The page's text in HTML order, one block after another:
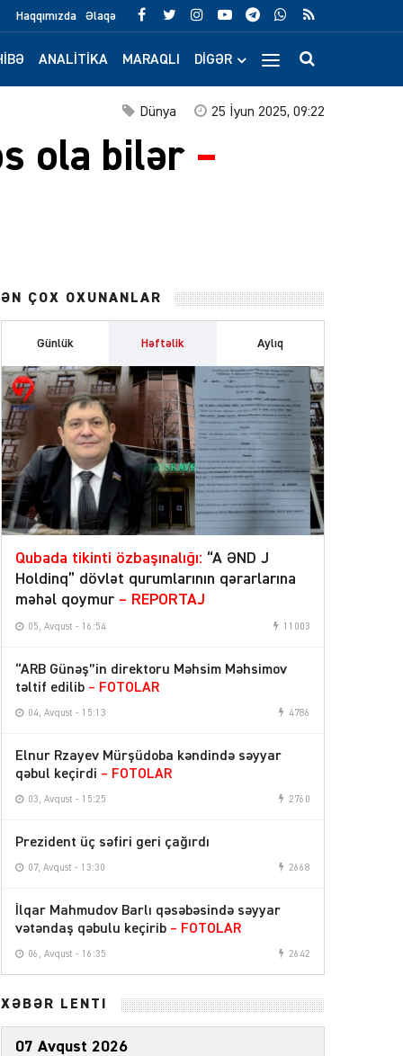
Haqqımızda Əlaqə
ANALITIKA MARAQLI DIGƏR
25 İyun 2025, 09:22
Dünya
ola bilər–
ƏN ÇOX OXUNANLAR
Günlük Həftəlik Aylıq
Qubada tikinti özbaşınalığı: “A ƏND J
Holdinq” dövlət qurumlarının qərarlarına
məhəl qoymur – REPORTAJ
05, Avqust - 16:54 11003
“ARB Günəş”in direktoru Məhsim Məhsimov
təltif edilib – FOTOLAR
04, Avqust - 15:13 4786
Elnur Rzayev Mürşüdoba kəndində səyyar
qəbul keçirdi – FOTOLAR
03, Avqust - 15:25 2760
Prezident üç səfiri geri çağırdı
07, Avqust - 13:30 2668
İlqar Mahmudov Barlı qəsəbəsində səyyar
vətəndaş qəbulu keçirib – FOTOLAR
06, Avqust - 16:35 2642
XƏBƏR LENTİ
07 Avqust 2026